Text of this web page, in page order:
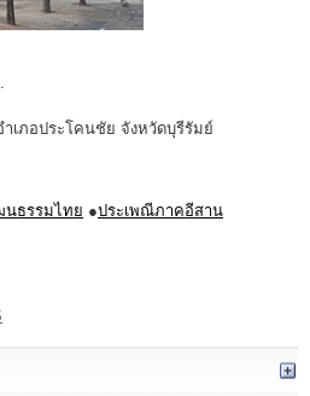
เภอประโคนชัย จังหวัดบุรีรัมย์
ธรรมไทย ●ประเพณีภาคอีสาน